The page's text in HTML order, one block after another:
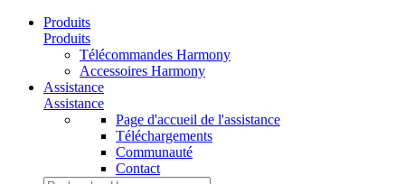
Produits
Produits
Télécommandes Harmony
Accessoires Harmony
Assistance
Assistance
Page d'accueil de l'assistance
Téléchargements
Communauté
Contact